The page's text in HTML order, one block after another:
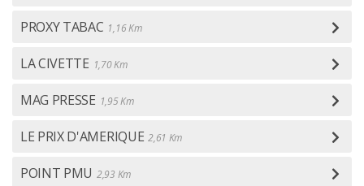
PROXY TABAC 1,16 Km
LA CIVETTE 1,70 Km
MAG PRESSE 1,95 Km
LE PRIX D'AMERIQUE 2,61 Km
POINT PMU 2,93 Km